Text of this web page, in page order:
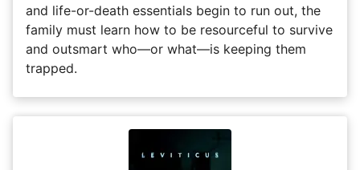
and life-or-death essentials begin to run out, the
family must learn how to be resourceful to survive
and outsmart who—or what—is keeping them
trapped.